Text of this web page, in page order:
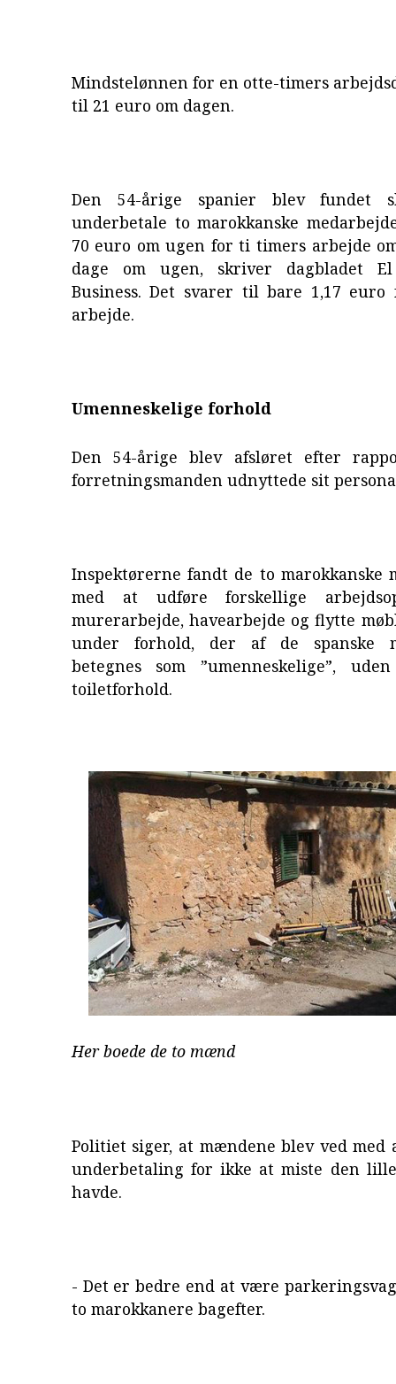
Mindstelønnen for en otte-timers
til 21 euro om dagen.
Den 54-årige spanier blev fundet
underbetale to marokkanske
70 euro om ugen for ti timers arbejde
dage om ugen, skriver dagbladet El
Business. Det svarer til bare 1,17
arbejde.
Umenneskelige forhold
Den 54-årige blev afsløret efter
forretningsmanden udnyttede sit
Inspektørerne fandt de to marokkanske
med at udføre forskellige
murerarbejde, havearbejde og flytte
under forhold, der af de spanske
betegnes som ”umenneskelige”,
toiletforhold.
Her boede de to mænd
Politiet siger, at mændene blev ved
underbetaling for ikke at miste den
havde.
- Det er bedre end at være
to marokkanere bagefter.